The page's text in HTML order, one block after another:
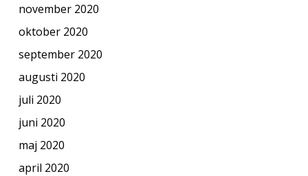
november 2020
oktober 2020
september 2020
augusti 2020
juli 2020
juni 2020
maj 2020
april 2020